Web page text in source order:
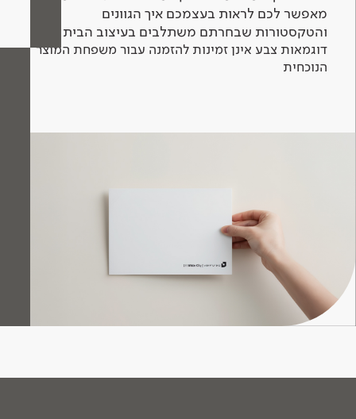
מאפשר לכם לראות בעצמכם איך הגוונים
והטקסטורות שבחרתם משתלבים בעיצוב הבית.
דוגמאות צבע אינן זמינות להזמנה עבור משפחת המוצר
הנוכחית